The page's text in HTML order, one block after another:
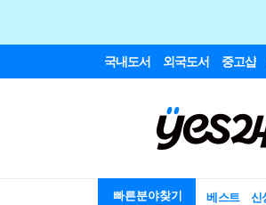
국내도서 외국도서 중고샵
빠른분야찾기 베스트 신